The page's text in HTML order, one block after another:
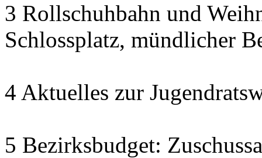
3 Rollschuhbahn und
Schlossplatz, mündlicher
4 Aktuelles zur
5 Bezirksbudget: